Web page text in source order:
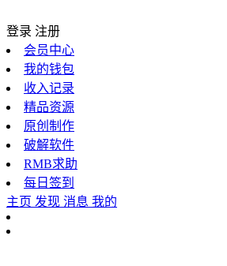
登录 注册
会员中心
我的钱包
收入记录
精品资源
原创制作
破解软件
RMB求助
每日签到
主页 发现 消息 我的